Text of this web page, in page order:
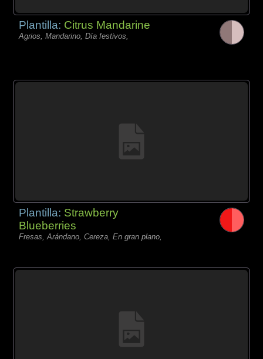
Plantilla: Citrus Mandarine
Agrios, Mandarino, Día festivos,
Plantilla: Strawberry
Blueberries
Fresas, Arándano, Cereza, En gran plano,